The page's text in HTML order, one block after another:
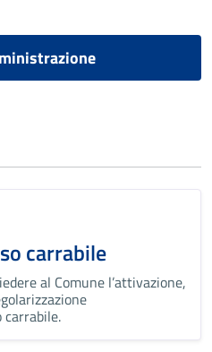
carrabile
al Comune l’attivazione,
carrabile.